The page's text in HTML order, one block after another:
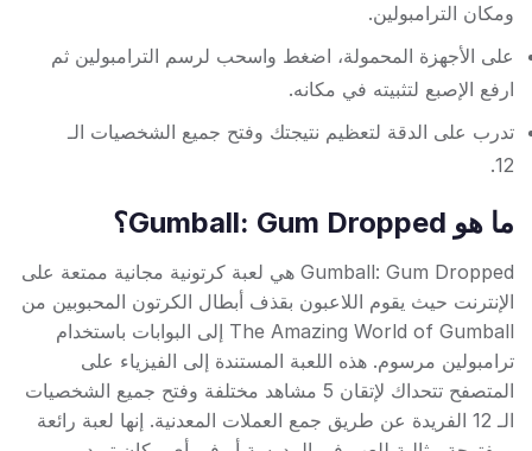
ومكان الترامبولين.
على الأجهزة المحمولة، اضغط واسحب لرسم الترامبولين ثم
ارفع الإصبع لتثبيته في مكانه.
تدرب على الدقة لتعظيم نتيجتك وفتح جميع الشخصيات الـ
12.
ما هو Gumball: Gum Dropped؟
Gumball: Gum Dropped هي لعبة كرتونية مجانية ممتعة على
الإنترنت حيث يقوم اللاعبون بقذف أبطال الكرتون المحبوبين من
The Amazing World of Gumball إلى البوابات باستخدام
ترامبولين مرسوم. هذه اللعبة المستندة إلى الفيزياء على
المتصفح تتحداك لإتقان 5 مشاهد مختلفة وفتح جميع الشخصيات
الـ 12 الفريدة عن طريق جمع العملات المعدنية. إنها لعبة رائعة